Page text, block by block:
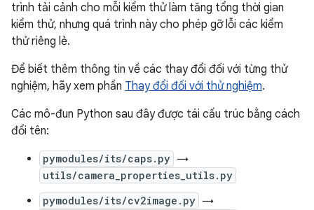
trình tải cảnh cho mỗi kiểm thử làm tăng tổng thời gian
kiểm thử, nhưng quá trình này cho phép gỡ lỗi các kiểm
thử riêng lẻ.
Để biết thêm thông tin về các thay đổi đối với từng thử
nghiệm, hãy xem phần Thay đổi đối với thử nghiệm.
Các mô-đun Python sau đây được tái cấu trúc bằng cách
đổi tên:
pymodules/its/caps.py →
utils/camera_properties_utils.py
pymodules/its/cv2image.py →